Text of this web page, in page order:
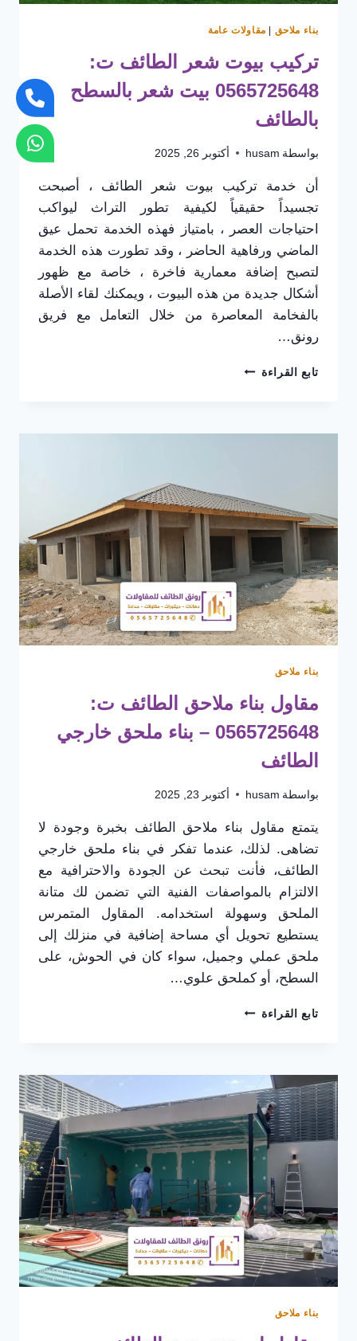
بناء ملاحق مقاولات عامة
تركيب بيوت شعر الطائف ت:
0565725648 بيت شعر بالسطح
بالطائف
بواسطة husam أكتوبر 26, 2025
أن خدمة تركيب بيوت شعر الطائف ، أصبحت
تجسيداً حقيقياً لكيفية تطور التراث ليواكب
احتياجات العصر ، بامتياز فهذه الخدمة تحمل عيق
الماضي ورفاهية الحاضر ، وقد تطورت هذه الخدمة
لتصبح إضافة معمارية فاخرة ، خاصة مع ظهور
أشكال جديدة من هذه البيوت ، ويمكنك لقاء الأصلة
بالفخامة المعاصرة من خلال التعامل مع فريق
رونق…
تابع القراءة تركيب
ت:
بالسطح
بالطائف
بناء ملاحق
مقاول بناء ملاحق الطائف ت:
0565725648 – بناء ملحق خارجي
الطائف
بواسطة husam أكتوبر 23, 2025
يتمتع مقاول بناء ملاحق الطائف بخبرة وجودة لا
تضاهى. لذلك، عندما تفكر في بناء ملحق خارجي
الطائف، فأنت تبحث عن الجودة والاحترافية مع
الالتزام بالمواصفات الفنية التي تضمن لك متانة
الملحق وسهولة استخدامه. المقاول المتمرس
يستطيع تحويل أي مساحة إضافية في منزلك إلى
ملحق عملي وجميل، سواء كان في الحوش، على
السطح، أو كملحق علوي…
تابع القراءة مقاول
ت:
0565725648
–
بناء
ملحق
خارجي
الطائف
بناء ملاحق